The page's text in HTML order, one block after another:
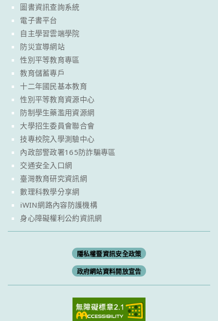
圖書資訊查詢系統
電子書平台
自主學習雲端學院
防災宣導網站
性別平等教育專區
教育儲蓄專戶
十二年國民基本教育
性別平等教育資源中心
防制學生藥濫用資源網
大學招生委員會聯合會
技專校院入學測驗中心
內政部警政署165防詐騙專區
交通安全入口網
臺灣教育研究資訊網
數理科教學分享網
iWIN網路內容防護機構
身心障礙權利公約資訊網
隱私權暨資訊安全政策
政府網站資料開放宣告